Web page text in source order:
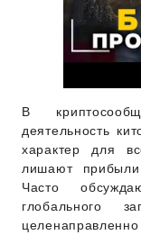
В
деятельность
характер для
лишают прибыли
Часто
глобального